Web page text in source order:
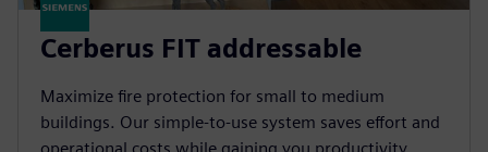
Cerberus FIT addressable
Maximize fire protection for small to medium
buildings. Our simple-to-use system saves effort and